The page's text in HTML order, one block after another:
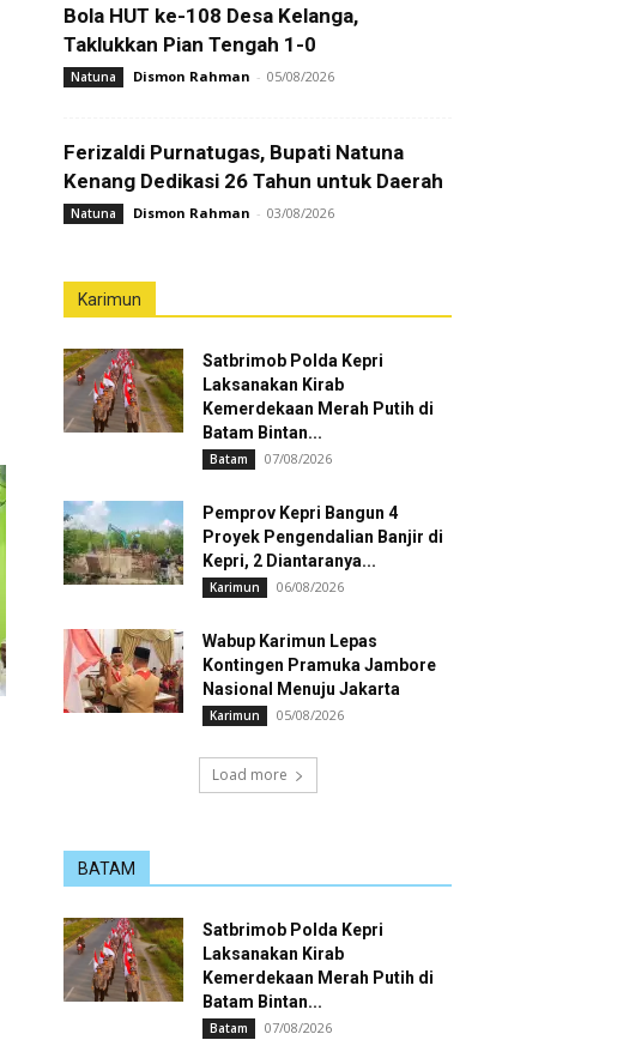
Bola HUT ke-108 Desa Kelanga,
Taklukkan Pian Tengah 1-0
Natuna Dismon Rahman - 05/08/2026
Ferizaldi Purnatugas, Bupati Natuna
Kenang Dedikasi 26 Tahun untuk Daerah
Natuna Dismon Rahman - 03/08/2026
Karimun
Satbrimob Polda Kepri
Laksanakan Kirab
Kemerdekaan Merah Putih di
Batam Bintan...
Batam 07/08/2026
Pemprov Kepri Bangun 4
Proyek Pengendalian Banjir di
Kepri, 2 Diantaranya...
Karimun 06/08/2026
Wabup Karimun Lepas
Kontingen Pramuka Jambore
Nasional Menuju Jakarta
Karimun 05/08/2026
Load more
BATAM
Satbrimob Polda Kepri
Laksanakan Kirab
Kemerdekaan Merah Putih di
Batam Bintan...
Batam 07/08/2026